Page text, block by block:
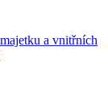
a vnitřních